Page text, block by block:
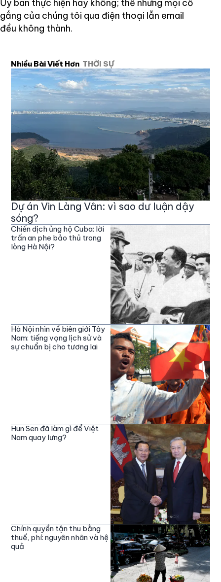
Ủy ban thực hiện hay không; thế nhưng mọi cố
gắng của chúng tôi qua điện thoại lẫn email
đều không thành.
Nhiều Bài Viết Hơn THỜI SỰ
Dự án Vin Làng Vân: vì sao dư luận dậy
sóng?
Chiến dịch ủng hộ Cuba: lời
trấn an phe bảo thủ trong
lòng Hà Nội?
Hà Nội nhìn về biên giới Tây
Nam: tiếng vọng lịch sử và
sự chuẩn bị cho tương lai
Hun Sen đã làm gì để Việt
Nam quay lưng?
Chính quyền tận thu bằng
thuế, phí: nguyên nhân và hệ
quả